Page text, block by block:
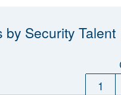
Security Talent
1